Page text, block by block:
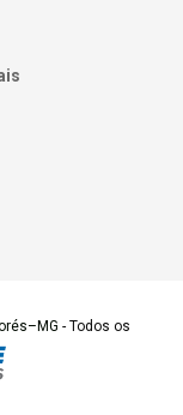
- Todos os